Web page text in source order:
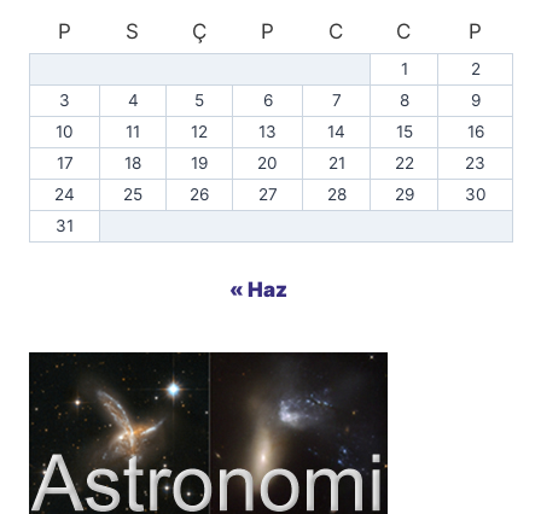
P
S Ç P C C P
1
2
3
4 5 6 7 8
9
10
11 12 13 14 15
16
17
18 19 20 21 22
23
24
25 26 27 28 29
30
31
« Haz